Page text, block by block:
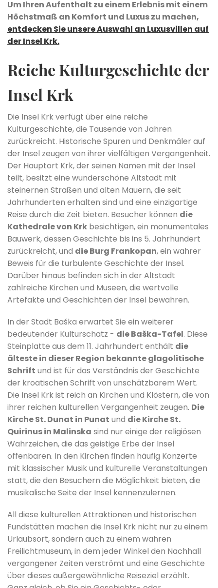
Um Ihren Aufenthalt zu einem Erlebnis mit einem
Höchstmaß an Komfort und Luxus zu machen,
entdecken Sie unsere Auswahl an Luxusvillen auf
der Insel Krk.
Reiche Kulturgeschichte der
Insel Krk
Die Insel Krk verfügt über eine reiche
Kulturgeschichte, die Tausende von Jahren
zurückreicht. Historische Spuren und Denkmäler auf
der Insel zeugen von ihrer vielfältigen Vergangenheit.
Der Hauptort Krk, der seinen Namen mit der Insel
teilt, besitzt eine wunderschöne Altstadt mit
steinernen Straßen und alten Mauern, die seit
Jahrhunderten erhalten sind und eine einzigartige
Reise durch die Zeit bieten. Besucher können die
Kathedrale von Krk besichtigen, ein monumentales
Bauwerk, dessen Geschichte bis ins 5. Jahrhundert
zurückreicht, und die Burg Frankopan, ein wahrer
Beweis für die turbulente Geschichte der Insel.
Darüber hinaus befinden sich in der Altstadt
zahlreiche Kirchen und Museen, die wertvolle
Artefakte und Geschichten der Insel bewahren.
In der Stadt Baška erwartet Sie ein weiterer
bedeutender Kulturschatz - die Baška-Tafel. Diese
Steinplatte aus dem 11. Jahrhundert enthält die
älteste in dieser Region bekannte glagolitische
Schrift und ist für das Verständnis der Geschichte
der kroatischen Schrift von unschätzbarem Wert.
Die Insel Krk ist reich an Kirchen und Klöstern, die von
ihrer reichen kulturellen Vergangenheit zeugen. Die
Kirche St. Dunat in Punat und die Kirche St.
Quirinus in Malinska sind nur einige der religiösen
Wahrzeichen, die das geistige Erbe der Insel
offenbaren. In den Kirchen finden häufig Konzerte
mit klassischer Musik und kulturelle Veranstaltungen
statt, die den Besuchern die Möglichkeit bieten, die
musikalische Seite der Insel kennenzulernen.
All diese kulturellen Attraktionen und historischen
Fundstätten machen die Insel Krk nicht nur zu einem
Urlaubsort, sondern auch zu einem wahren
Freilichtmuseum, in dem jeder Winkel den Nachhall
vergangener Zeiten verströmt und eine Geschichte
über dieses außergewöhnliche Reiseziel erzählt.